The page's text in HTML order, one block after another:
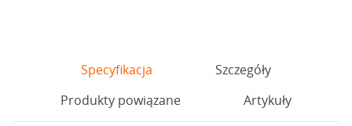
Specyfikacja
Szczegóły
Produkty powiązane
Artykuły